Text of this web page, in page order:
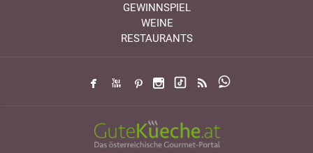
GEWINNSPIEL
WEINE
RESTAURANTS